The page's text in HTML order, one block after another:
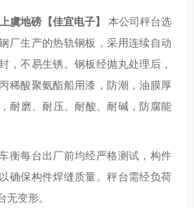
虞地磅【佳宜电子】 本公司秤台选
厂生产的热轨钢板，采用连续自动
，不易生锈。钢板经抛丸处理后，
稀酸聚氨酯船用漆，防潮，油膜厚
耐磨、耐压、耐酸、耐碱，防腐能
衡每台出厂前均经严格测试，构件
确保构件焊缝质量。秤台需经负荷
无变形。